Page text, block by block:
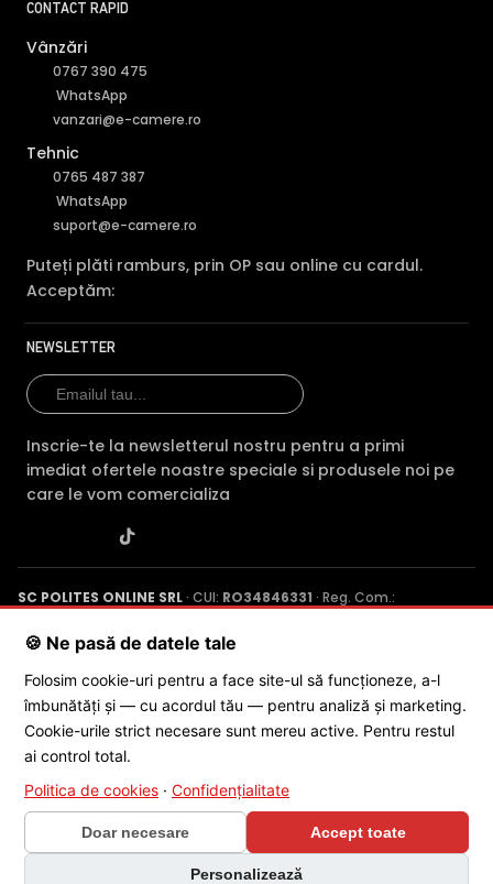
imbunatatind vizibilitatea camerei in modul alb/negru.
TRUE WDR (Wide Dinamic Range)
Spre deosebire de functia BLC (compensarea luminii din
spate), ambele functii fiind utile atunci cand in zona
oferita de senzorul de imagine al camerei HIKVISION DS-
In plus, fata de functia D-WDR (Digital Wide Dinamic
Range), care este o functie software, care imbunatateste
imaginea in aceleasi conditii, functia True WDR care in
mod normal apar foarte intunecate, sa fie vizibile, insa
fundalul devine suprasaturat (foarte alb).
INFRAROSU INTELIGENT (Smart IR)
In general, camerele de supraveghere video cu infrarosu,
au ca specificatie distanta maxima aproximativa la care
"bate" iluminatorul in infrarosu, insa daca o persoana se
CONTACT RAPID
Vânzări
0767 390 475
WhatsApp
vanzari@e-camere.ro
Tehnic
0765 487 387
WhatsApp
suport@e-camere.ro
Puteți plăti ramburs, prin OP sau online cu cardul.
Acceptăm:
NEWSLETTER
Inscrie-te la newsletterul nostru pentru a primi
imediat ofertele noastre speciale si produsele noi pe
care le vom comercializa
SC POLITES ONLINE SRL · CUI: RO34846331 · Reg. Com.:
Poenaru, Nr. 1, Craiova, Jud. Dolj ·
© 2026 SC POLITES ONLINE SRL
🍪 Ne pasă de datele tale
Folosim cookie-uri pentru a face site-ul să funcționeze, a-l
îmbunătăți și — cu acordul tău — pentru analiză și marketing.
Cookie-urile strict necesare sunt mereu active. Pentru restul
ai control total.
Politica de cookies · Confidențialitate
Doar necesare
Personalizează
Accept toate